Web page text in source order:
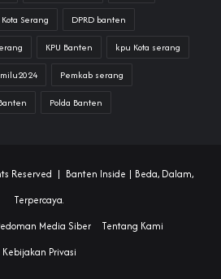
Serang DPRD banten
KPU Banten kpu Kota serang
Pemkab serang
Polda Banten
Reserved | Banten Inside | Beda, Dalam,
Terpercaya.
Media Siber
Tentang Kami
Kebijakan Privasi